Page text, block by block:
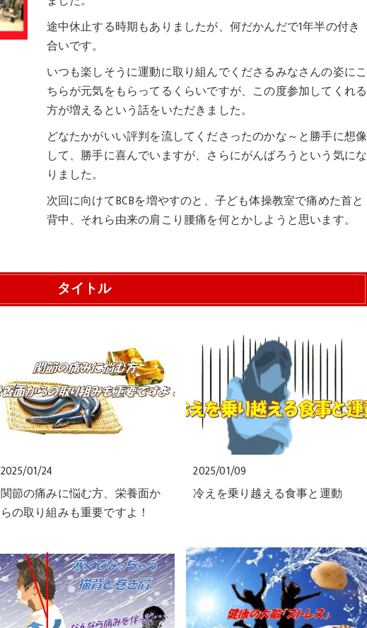
途中休止する時期もありましたが、何だかんだで1年半の付き
合いです。
いつも楽しそうに運動に取り組んでくださるみなさんの姿にこ
ちらが元気をもらってるくらいですが、この度参加してくれる
方が増えるという話をいただきました。
どなたかがいい評判を流してくださったのかな～と勝手に想像
して、勝手に喜んでいますが、さらにがんばろうという気にな
りました。
次回に向けてBCBを増やすのと、子ども体操教室で痛めた首と
背中、それら由来の肩こり腰痛を何とかしようと思います。
タイトル
2025/01/24
関節の痛みに悩む方、栄養面か
らの取り組みも重要ですよ！
2025/01/09
冷えを乗り越える食事と運動